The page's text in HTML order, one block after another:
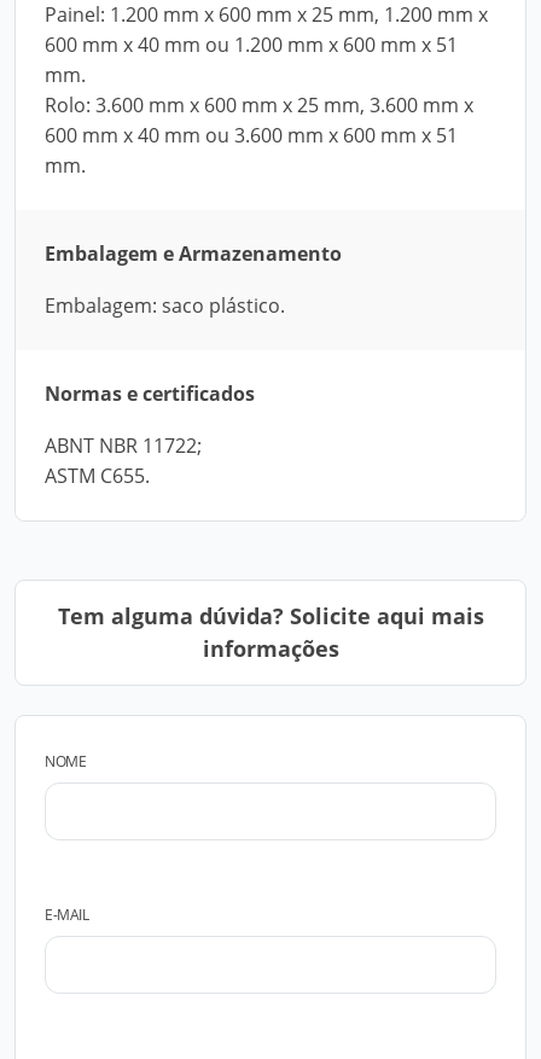
Painel: 1.200 mm x 600 mm x 25 mm, 1.200 mm x
600 mm x 40 mm ou 1.200 mm x 600 mm x 51
mm.
Rolo: 3.600 mm x 600 mm x 25 mm, 3.600 mm x
600 mm x 40 mm ou 3.600 mm x 600 mm x 51
mm.
Embalagem e Armazenamento
Embalagem: saco plástico.
Normas e certificados
ABNT NBR 11722;
ASTM C655.
Tem alguma dúvida? Solicite aqui mais
informações
NOME
E-MAIL